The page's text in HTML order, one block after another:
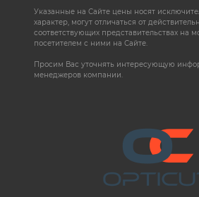
Указанные на Сайте цены носят
характер, могут отличаться от
соответствующих представительствах на
посетителем с ними на Сайте.
Просим Вас уточнять интересующую
менеджеров компании.